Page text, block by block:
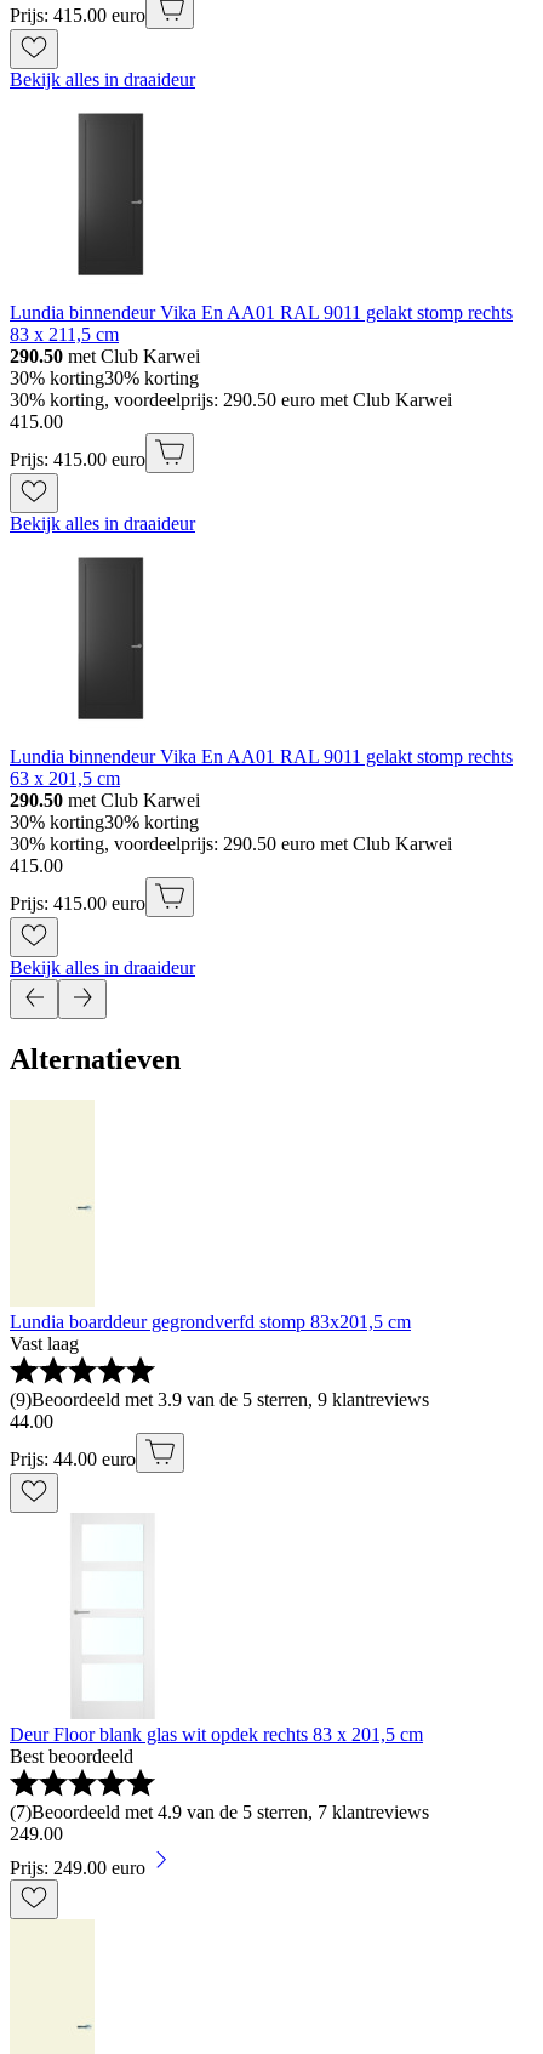
Prijs: 415.00 euro
Bekijk alles in draaideur
Lundia binnendeur Vika En AA01 RAL 9011 gelakt stomp rechts
83 x 211,5 cm
290.50 met Club Karwei
30% korting30% korting
30% korting, voordeelprijs: 290.50 euro met Club Karwei
415.00
Prijs: 415.00 euro
Bekijk alles in draaideur
Lundia binnendeur Vika En AA01 RAL 9011 gelakt stomp rechts
63 x 201,5 cm
290.50 met Club Karwei
30% korting30% korting
30% korting, voordeelprijs: 290.50 euro met Club Karwei
415.00
Prijs: 415.00 euro
Bekijk alles in draaideur
Alternatieven
Lundia boarddeur gegrondverfd stomp 83x201,5 cm
Vast laag
(9)Beoordeeld met 3.9 van de 5 sterren, 9 klantreviews
44.00
Prijs: 44.00 euro
Deur Floor blank glas wit opdek rechts 83 x 201,5 cm
Best beoordeeld
(7)Beoordeeld met 4.9 van de 5 sterren, 7 klantreviews
249.00
Prijs: 249.00 euro